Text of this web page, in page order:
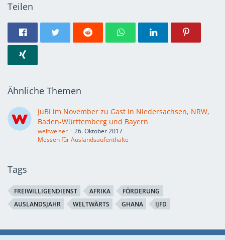
Teilen
Ähnliche Themen
JuBi im November zu Gast in Niedersachsen, NRW,
Baden-Württemberg und Bayern
weltweiser
26. Oktober 2017
Messen für Auslandsaufenthalte
Tags
FREIWILLIGENDIENST AFRIKA
FÖRDERUNG
AUSLANDSJAHR
WELTWÄRTS GHANA IJFD